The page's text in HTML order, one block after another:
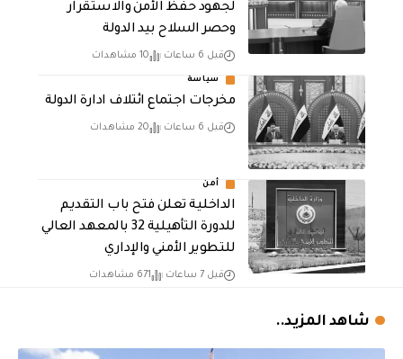
لجهود حفظ الأمن والاستقرار
وحصر السلاح بيد الدولة
قبل 6 ساعات 10 مشاهدات
سياسة
مخرجات اجتماع ائتلاف ادارة الدولة
قبل 6 ساعات 20 مشاهدات
أمن
الداخلية تعلن فتح باب التقديم
للدورة التأهيلية 32 بالمعهد العالي
للتطوير الأمني والإداري
قبل 7 ساعات 671 مشاهدات
شاهد المزيد..